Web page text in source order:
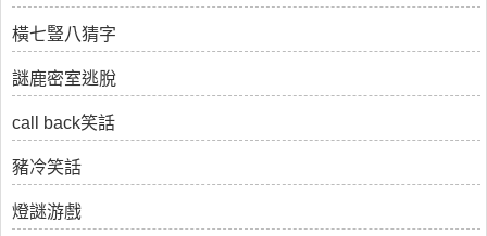
橫七豎八猜字
謎鹿密室逃脫
call back笑話
豬冷笑話
燈謎游戲